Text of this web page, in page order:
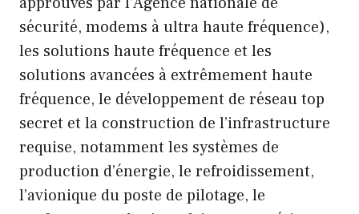
sécurité, modems à ultra haute fréquence),
les solutions haute fréquence et les
solutions avancées à extrêmement haute
fréquence, le développement de réseau top
secret et la construction de l’infrastructure
requise, notamment les systèmes de
production d’énergie, le refroidissement,
l’avionique du poste de pilotage, le